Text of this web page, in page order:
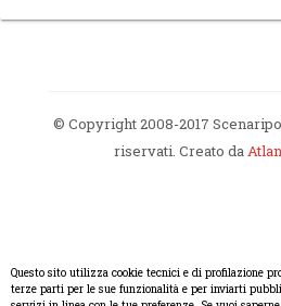
© Copyright 2008-2017
riservati. Creato da
Questo sito utilizza cookie tecnici e di profilazione
terze parti per le sue funzionalità e per inviarti